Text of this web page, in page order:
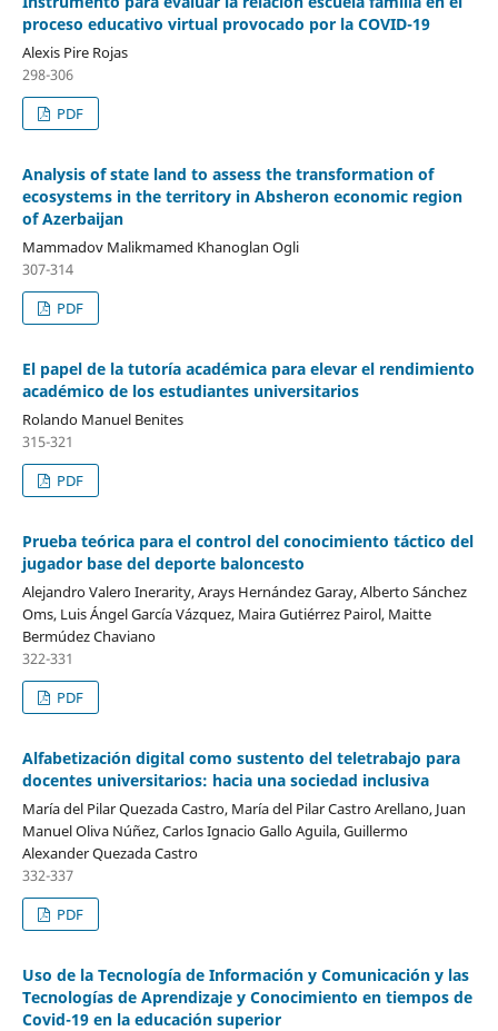
proceso educativo virtual provocado por la COVID-19
Alexis Pire Rojas
298-306
PDF
Analysis of state land to assess the transformation of
ecosystems in the territory in Absheron economic region
of Azerbaijan
Mammadov Malikmamed Khanoglan Ogli
307-314
PDF
El papel de la tutoría académica para elevar el rendimiento
académico de los estudiantes universitarios
Rolando Manuel Benites
315-321
PDF
Prueba teórica para el control del conocimiento táctico del
jugador base del deporte baloncesto
Alejandro Valero Inerarity, Arays Hernández Garay, Alberto Sánchez
Oms, Luis Ángel García Vázquez, Maira Gutiérrez Pairol, Maitte
Bermúdez Chaviano
322-331
PDF
Alfabetización digital como sustento del teletrabajo para
docentes universitarios: hacia una sociedad inclusiva
María del Pilar Quezada Castro, María del Pilar Castro Arellano, Juan
Manuel Oliva Núñez, Carlos Ignacio Gallo Aguila, Guillermo
Alexander Quezada Castro
332-337
PDF
Uso de la Tecnología de Información y Comunicación y las
Tecnologías de Aprendizaje y Conocimiento en tiempos de
Covid-19 en la educación superior